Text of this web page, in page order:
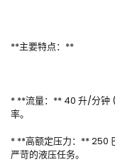
**主要特点：**
* **流量：** 40 升/分钟
率。
* **高额定压力：** 250
严苛的液压任务。